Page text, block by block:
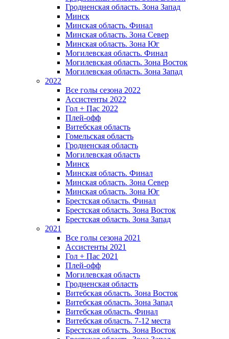
Гродненская область. Зона Запад
Минск
Минская область. Финал
Минская область. Зона Север
Минская область. Зона Юг
Могилевская область. Финал
Могилевская область. Зона Восток
Могилевская область. Зона Запад
2022
Все голы сезона 2022
Ассистенты 2022
Гол + Пас 2022
Плей-офф
Витебская область
Гомельская область
Гродненская область
Могилевская область
Минск
Mинская область. Финал
Минская область. Зона Север
Минская область. Зона Юг
Брестская область. Финал
Брестская область. Зона Восток
Брестская область. Зона Запад
2021
Все голы сезона 2021
Ассистенты 2021
Гол + Пас 2021
Плей-офф
Могилевская область
Гродненская область
Витебская область. Зона Восток
Витебская область. Зона Запад
Витебская область. Финал
Витебская область. 7-12 места
Брестская область. Зона Восток